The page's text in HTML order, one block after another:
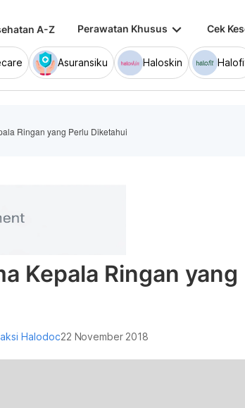
A-Z Perawatan Khusus keyboard_arrow_down Cek
Asuransiku Haloskin
Ringan yang Perlu Diketahui
Kepala Ringan yang
Halodoc22 November 2018